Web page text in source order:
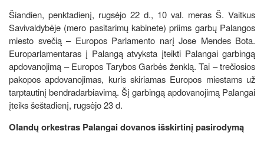
Šiandien, penktadienį, rugsėjo 22 d., 10 val. meras Š. Vaitkus
Savivaldybėje (mero pasitarimų kabinete) priims garbų Palangos
miesto svečią – Europos Parlamento narį Jose Mendes Bota.
Europarlamentaras į Palangą atvyksta įteikti Palangai garbingą
apdovanojimą – Europos Tarybos Garbės ženklą. Tai – trečiosios
pakopos apdovanojimas, kuris skiriamas Europos miestams už
tarptautinį bendradarbiavimą. Šį garbingą apdovanojimą Palangai
įteiks šeštadienį, rugsėjo 23 d.
Olandų orkestras Palangai dovanos išskirtinį pasirodymą